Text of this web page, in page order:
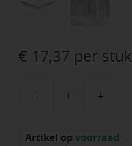
€ 17,37 per stuk
Vego
BUITENHOEK
Artikel op voorraad